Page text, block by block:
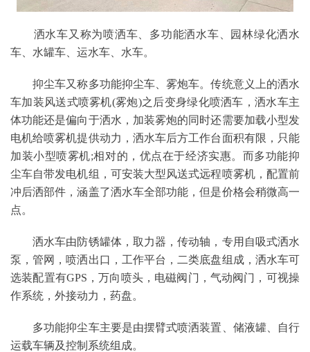
洒水车又称为喷洒车、多功能洒水车、园林绿化洒水
车、水罐车、运水车、水车。
抑尘车又称多功能抑尘车、雾炮车。传统意义上的洒水
车加装风送式喷雾机(雾炮)之后变身绿化喷洒车，洒水车主
体功能还是偏向于洒水，加装雾炮的同时还需要加载小型发
电机给喷雾机提供动力，洒水车后方工作台面积有限，只能
加装小型喷雾机;相对的，优点在于经济实惠。而多功能抑
尘车自带发电机组，可安装大型风送式远程喷雾机，配置前
冲后洒部件，涵盖了洒水车全部功能，但是价格会稍微高一
点。
洒水车由防锈罐体，取力器，传动轴，专用自吸式洒水
泵，管网，喷洒出口，工作平台，二类底盘组成，洒水车可
选装配置有GPS，万向喷头，电磁阀门，气动阀门，可视操
作系统，外接动力，药盘。
多功能抑尘车主要是由摆臂式喷洒装置、储液罐、自行
运载车辆及控制系统组成。